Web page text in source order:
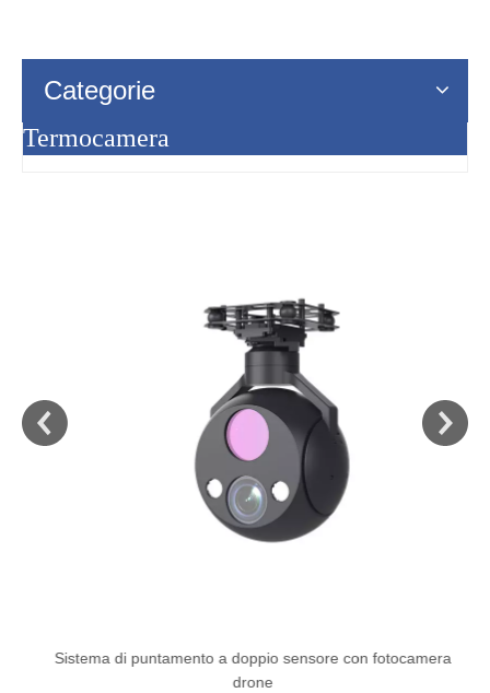
Categorie
Termocamera
Sistema di puntamento a doppio sensore con fotocamera
drone